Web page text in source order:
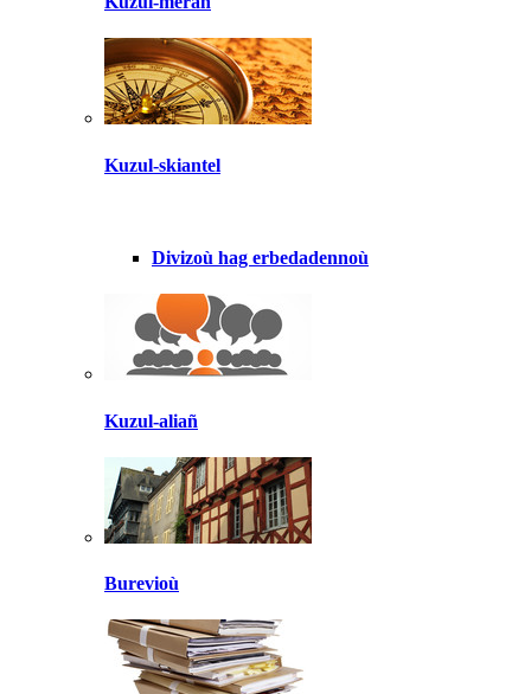
Kuzul-skiantel
Divizoù hag erbedadennoù
Kuzul-aliañ
Burevioù